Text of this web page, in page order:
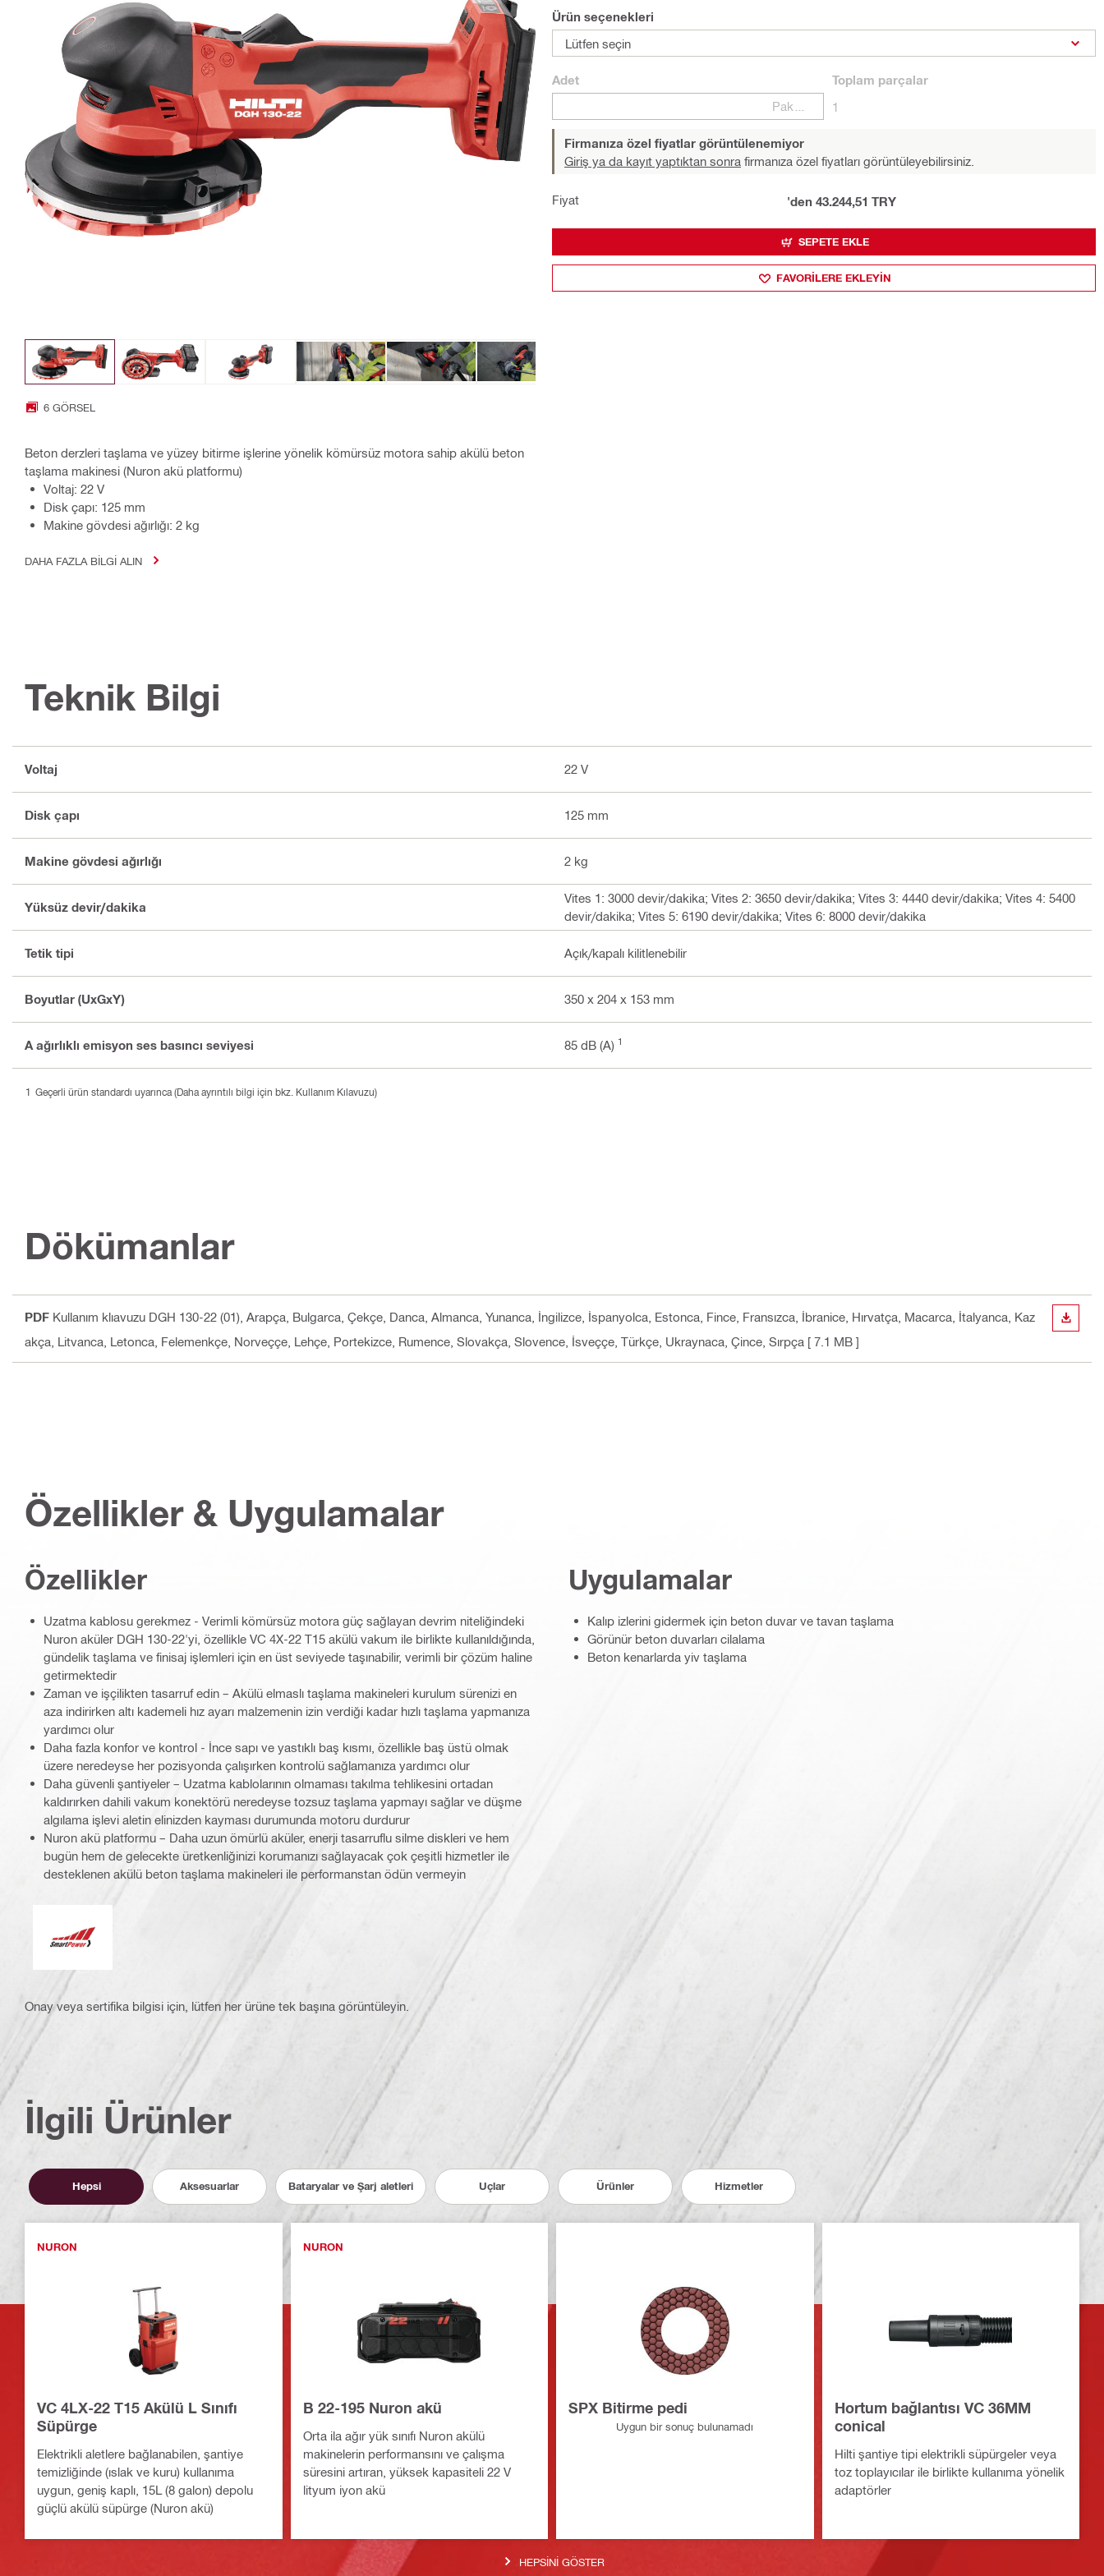
6 GÖRSEL
Beton derzleri taşlama ve yüzey bitirme işlerine yönelik kömürsüz motora sahip akülü beton
taşlama makinesi (Nuron akü platformu)
Voltaj: 22 V
Disk çapı: 125 mm
Makine gövdesi ağırlığı: 2 kg
DAHA FAZLA BILGI ALIN
Ürün seçenekleri
Lütfen seçin
Adet
Toplam parçalar
1
Firmanıza özel fiyatlar görüntülenemiyor
Giriş ya da kayıt yaptıktan sonra firmanıza özel fiyatları görüntüleyebilirsiniz.
Fiyat 'den 43.244,51 TRY
SEPETE EKLE
FAVORILERE EKLEYIN
Teknik Bilgi
Voltaj 22 V
Disk çapı 125 mm
Makine gövdesi ağırlığı 2 kg
Yüksüz devir/dakika
Vites 1: 3000 devir/dakika; Vites 2: 3650 devir/dakika; Vites 3: 4440 devir/dakika; Vites 4: 5400
devir/dakika; Vites 5: 6190 devir/dakika; Vites 6: 8000 devir/dakika
Tetik tipi Açık/kapalı kilitlenebilir
Boyutlar (UxGxY) 350 x 204 x 153 mm
A ağırlıklı emisyon ses basıncı seviyesi 85 dB (A) 1
Geçerli ürün standardı uyarınca (Daha ayrıntılı bilgi için bkz. Kullanım Kılavuzu)
Dökümanlar
PDF Kullanım klıavuzu DGH 130-22 (01) , Arapça, Bulgarca, Çekçe, Danca, Almanca, Yunanca, İngilizce, İspanyolca, Estonca, Fince, Fransızca, İbranice, Hırvatça, Macarca, İtalyanca, Kaz
akça, Litvanca, Letonca, Felemenkçe, Norveççe, Lehçe, Portekizce, Rumence, Slovakça, Slovence, İsveççe, Türkçe, Ukraynaca, Çince, Sırpça [ 7.1 MB ]
İNDIR
Özellikler & Uygulamalar
Özellikler
Uzatma kablosu gerekmez - Verimli kömürsüz motora güç sağlayan devrim niteliğindeki
Nuron aküler DGH 130-22'yi, özellikle VC 4X-22 T15 akülü vakum ile birlikte kullanıldığında,
gündelik taşlama ve finisaj işlemleri için en üst seviyede taşınabilir, verimli bir çözüm haline
getirmektedir
Zaman ve işçilikten tasarruf edin – Akülü elmaslı taşlama makineleri kurulum sürenizi en
aza indirirken altı kademeli hız ayarı malzemenin izin verdiği kadar hızlı taşlama yapmanıza
yardımcı olur
Daha fazla konfor ve kontrol - İnce sapı ve yastıklı baş kısmı, özellikle baş üstü olmak
üzere neredeyse her pozisyonda çalışırken kontrolü sağlamanıza yardımcı olur
Daha güvenli şantiyeler – Uzatma kablolarının olmaması takılma tehlikesini ortadan
kaldırırken dahili vakum konektörü neredeyse tozsuz taşlama yapmayı sağlar ve düşme
algılama işlevi aletin elinizden kayması durumunda motoru durdurur
Nuron akü platformu – Daha uzun ömürlü aküler, enerji tasarruflu silme diskleri ve hem
bugün hem de gelecekte üretkenliğinizi korumanızı sağlayacak çok çeşitli hizmetler ile
desteklenen akülü beton taşlama makineleri ile performanstan ödün vermeyin
Uygulamalar
Kalıp izlerini gidermek için beton duvar ve tavan taşlama
Görünür beton duvarları cilalama
Beton kenarlarda yiv taşlama
Onay veya sertifika bilgisi için, lütfen her ürüne tek başına görüntüleyin.
İlgili Ürünler
Hepsi Aksesuarlar Bataryalar ve Şarj aletleri Uçlar Ürünler Hizmetler
NURON
VC 4LX-22 T15 Akülü L Sınıfı
Süpürge
Elektrikli aletlere bağlanabilen, şantiye
temizliğinde (ıslak ve kuru) kullanıma
uygun, geniş kaplı, 15L (8 galon) depolu
güçlü akülü süpürge (Nuron akü)
NURON
B 22-195 Nuron akü
Orta ila ağır yük sınıfı Nuron akülü
makinelerin performansını ve çalışma
süresini artıran, yüksek kapasiteli 22 V
lityum iyon akü
SPX Bitirme pedi
Uygun bir sonuç bulunamadı
Hortum bağlantısı VC 36MM
conical
Hilti şantiye tipi elektrikli süpürgeler veya
toz toplayıcılar ile birlikte kullanıma yönelik
adaptörler
HEPSINI GÖSTER